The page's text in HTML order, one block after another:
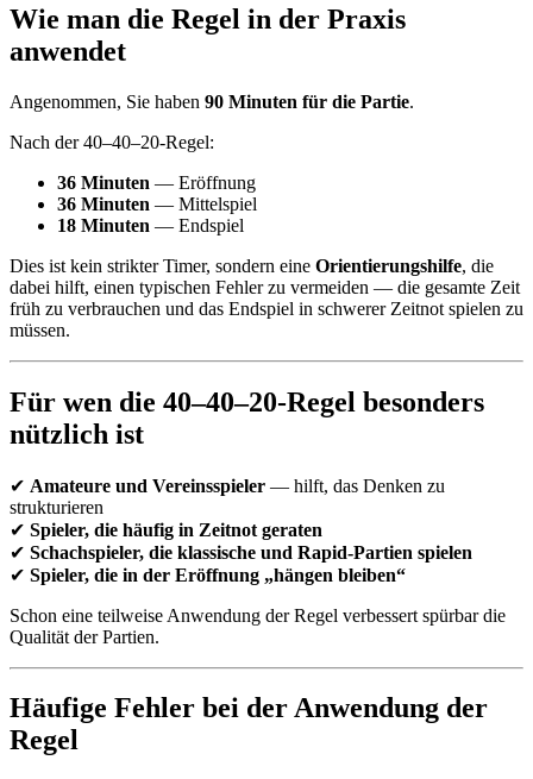
Wie man die Regel in der Praxis
anwendet
Angenommen, Sie haben 90 Minuten für die Partie.
Nach der 40–40–20-Regel:
36 Minuten — Eröffnung
36 Minuten — Mittelspiel
18 Minuten — Endspiel
Dies ist kein strikter Timer, sondern eine Orientierungshilfe, die
dabei hilft, einen typischen Fehler zu vermeiden — die gesamte Zeit
früh zu verbrauchen und das Endspiel in schwerer Zeitnot spielen zu
müssen.
Für wen die 40–40–20-Regel besonders
nützlich ist
✔ Amateure und Vereinsspieler — hilft, das Denken zu
strukturieren
✔ Spieler, die häufig in Zeitnot geraten
✔ Schachspieler, die klassische und Rapid-Partien spielen
✔ Spieler, die in der Eröffnung „hängen bleiben“
Schon eine teilweise Anwendung der Regel verbessert spürbar die
Qualität der Partien.
Häufige Fehler bei der Anwendung der
Regel